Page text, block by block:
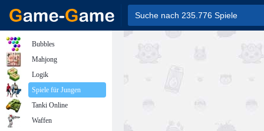
Bubbles
Mahjong
Logik
Spiele für Jungen
Tanki Online
Waffen